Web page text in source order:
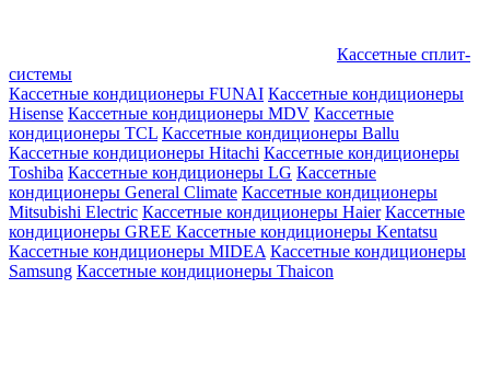
Кассетные сплит-
системы
Кассетные кондиционеры FUNAI Кассетные кондиционеры
Hisense Кассетные кондиционеры MDV Кассетные
кондиционеры TCL Кассетные кондиционеры Ballu
Кассетные кондиционеры Hitachi Кассетные кондиционеры
Toshiba Кассетные кондиционеры LG Кассетные
кондиционеры General Climate Кассетные кондиционеры
Mitsubishi Electric Кассетные кондиционеры Haier Кассетные
кондиционеры GREE Кассетные кондиционеры Kentatsu
Кассетные кондиционеры MIDEA Кассетные кондиционеры
Samsung Кассетные кондиционеры Thaicon